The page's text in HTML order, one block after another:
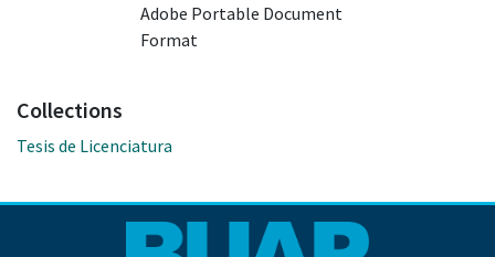
Adobe Portable Document
Format
Collections
Tesis de Licenciatura